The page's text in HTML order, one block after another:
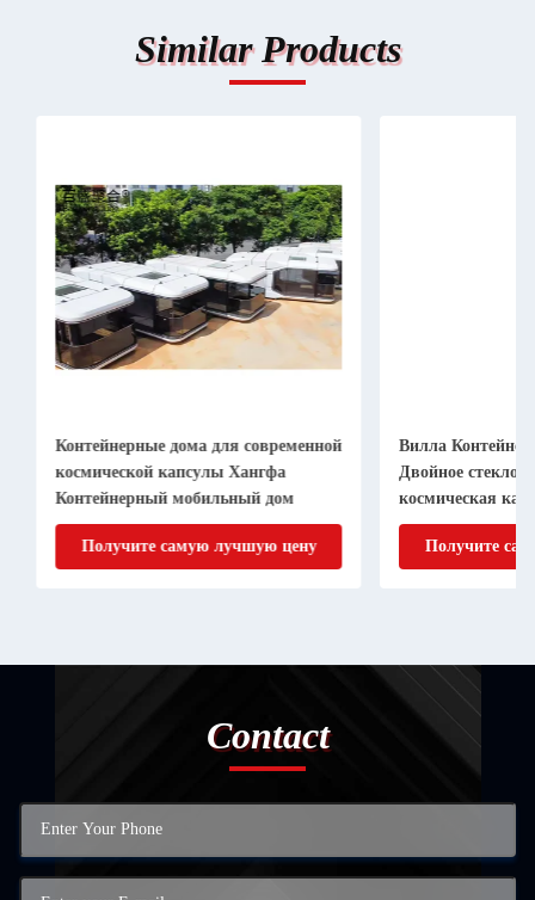
Similar Products
Контейнерные дома для современной
космической капсулы Хангфа
Контейнерный мобильный дом
Получите самую лучшую цену
Вилла
Двойное стекло
космическая
отель
Получите
Contact